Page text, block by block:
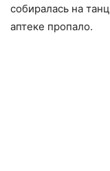
собиралась на
аптеке пропало.